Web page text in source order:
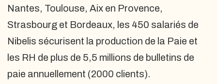
Nantes, Toulouse, Aix en Provence,
Strasbourg et Bordeaux, les 450 salariés de
Nibelis sécurisent la production de la Paie et
les RH de plus de 5,5 millions de bulletins de
paie annuellement (2000 clients).